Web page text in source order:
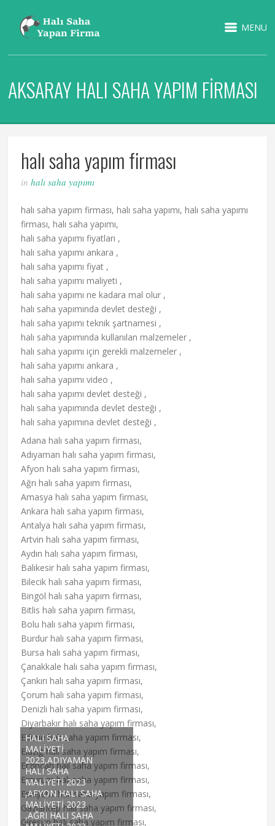
MENU
AKSARAY HALI SAHA YAPIM FIRMASI
halı saha yapım firması
inhalı saha yapımı
halı saha yapım firması, halı saha yapımı, halı saha yapımı
firması, halı saha yapımı,
halı saha yapımı fiyatları ,
halı saha yapımı ankara ,
halı saha yapımı fiyat ,
halı saha yapımı maliyeti ,
halı saha yapımı ne kadara mal olur ,
halı saha yapımında devlet desteği ,
halı saha yapımı teknik şartnamesi ,
halı saha yapımında kullanılan malzemeler ,
halı saha yapımı için gerekli malzemeler ,
halı saha yapımı ankara ,
halı saha yapımı video ,
halı saha yapımı devlet desteği ,
halı saha yapımında devlet desteği ,
halı saha yapımına devlet desteği ,
Adana halı saha yapım firması,
Adıyaman halı saha yapım firması,
Afyon halı saha yapım firması,
Ağrı halı saha yapım firması,
Amasya halı saha yapım firması,
Ankara halı saha yapım firması,
Antalya halı saha yapım firması,
Artvin halı saha yapım firması,
Aydın halı saha yapım firması,
Balıkesir halı saha yapım firması,
Bilecik halı saha yapım firması,
Bingöl halı saha yapım firması,
Bitlis halı saha yapım firması,
Bolu halı saha yapım firması,
Burdur halı saha yapım firması,
Bursa halı saha yapım firması,
Çanakkale halı saha yapım firması,
Çankırı halı saha yapım firması,
Çorum halı saha yapım firması,
Denizli halı saha yapım firması,
Diyarbakır halı saha yapım firması,
Edirne halı saha yapım firması,
Elazığ halı saha yapım firması,
Erzincan halı saha yapım firması,
Erzurum halı saha yapım firması,
Eskişehir halı saha yapım firması,
Gaziantep halı saha yapım firması,
Giresun halı saha yapım firması,
HALI SAHA
MALİYETİ
2023,ADIYAMAN
HALI SAHA
MALIYETI 2023
,AFYON HALI SAHA
MALIYETI 2023
,AĞRI HALI SAHA